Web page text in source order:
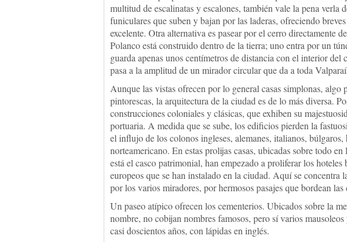
multitud de escalinatas y escalones, también vale la pena verla
funiculares que suben y bajan por las laderas, ofreciendo
excelente. Otra alternativa es pasear por el cerro directamente
Polanco está construido dentro de la tierra; uno entra por un
guarda apenas unos centímetros de distancia con el interior del
pasa a la amplitud de un mirador circular que da a toda
Aunque las vistas ofrecen por lo general casas simplonas, algo
pintorescas, la arquitectura de la ciudad es de lo más diversa.
construcciones coloniales y clásicas, que exhiben su
portuaria. A medida que se sube, los edificios pierden la
el influjo de los colonos ingleses, alemanes, italianos,
norteamericano. En estas prolijas casas, ubicadas sobre todo
está el casco patrimonial, han empezado a proliferar los
europeos que se han instalado en la ciudad. Aquí se concentra
por los varios miradores, por hermosos pasajes que bordean
Un paseo atípico ofrecen los cementerios. Ubicados sobre la
nombre, no cobijan nombres famosos, pero sí varios
casi doscientos años, con lápidas en inglés.